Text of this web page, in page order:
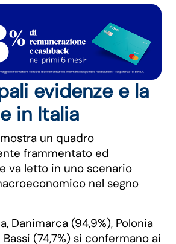
evidenze e la
in Italia
mostra un quadro
frammentato ed
va letto in uno scenario
nel segno
Danimarca (94,9%), Polonia
(74,7%) si confermano ai